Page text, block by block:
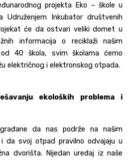
projekta Eko – škole u
Udruženjem Inkubator društvenih
će da ostvari veliki domet u
informacija o reciklaži našim
40 škola, svim školama ćemo
električnog i elektronskog otpada.
ekoloških problema i
da nas podrže na našim
da svoj otpad pravilno odvajaju u
dvorišta. Nijedan uređaj iz naše